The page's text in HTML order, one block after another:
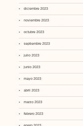
diciembre 2023
noviembre 2023
octubre 2023
septiembre 2023
julio 2023
junio 2023
mayo 2023
abril 2023
marzo 2023
febrero 2023